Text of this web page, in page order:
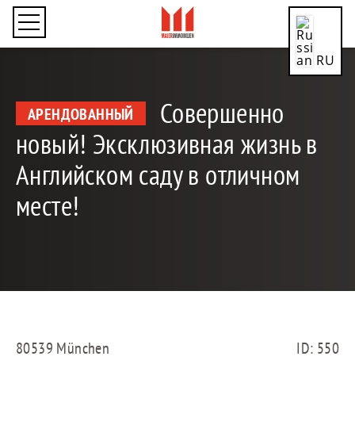
RU
АРЕНДОВАННЫЙ
Совершенно
новый! Эксклюзивная жизнь в
Английском саду в отличном
месте!
80539 München ID: 550